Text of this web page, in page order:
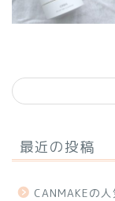
最近の投稿
CANMAKEの